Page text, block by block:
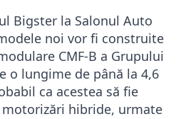
Bigster la Salonul Auto
noi vor fi construite
CMF-B a Grupului
o lungime de până la 4,6
ca acestea să fie
hibride, urmate